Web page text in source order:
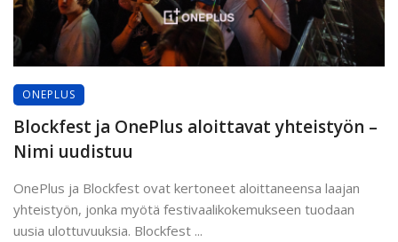
ONEPLUS
Blockfest ja OnePlus aloittavat yhteistyön –
Nimi uudistuu
OnePlus ja Blockfest ovat kertoneet aloittaneensa laajan
yhteistyön, jonka myötä festivaalikokemukseen tuodaan
uusia ulottuvuuksia. Blockfest ...